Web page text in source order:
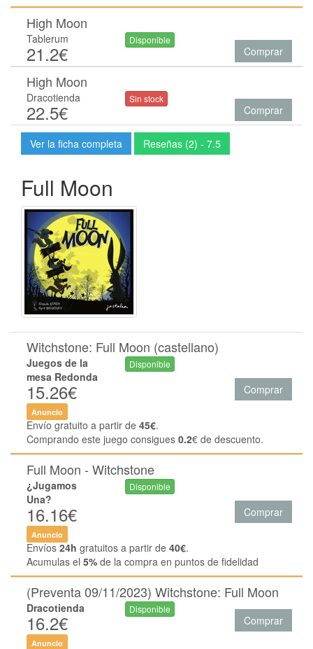
High Moon
Tablerum
21.2€
Disponible
Comprar
High Moon
Dracotienda
22.5€
Sin stock
Comprar
Ver la ficha completa Reseñas (2) - 7.5
Full Moon
Witchstone: Full Moon (castellano)
Juegos de la
mesa Redonda
15.26€
Disponible
Comprar
Anuncio
Envío gratuito a partir de 45€.
Comprando este juego consigues 0.2€ de descuento.
Full Moon - Witchstone
¿Jugamos
Una?
16.16€
Disponible
Comprar
Anuncio
Envíos24h gratuitos a partir de 40€.
Acumulas el 5% de la compra en puntos de fidelidad
(Preventa 09/11/2023) Witchstone: Full Moon
Dracotienda
16.2€
Disponible
Comprar
Anuncio